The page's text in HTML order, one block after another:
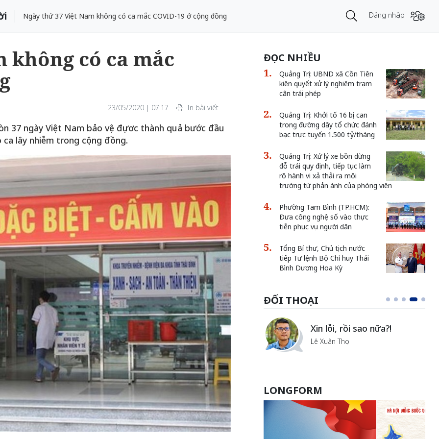
Ngày thứ 37 Việt Nam không có ca mắc COVID-19 ở cộng đồng Đăng nhập
không có ca mắc
23/05/2020 | 07:17 In bài viết
37 ngày Việt Nam bảo vệ đựơc thành quả bước đầu
lây nhiễm trong cộng đồng.
ĐỌC NHIỀU
Quảng Trị: UBND xã Cồn Tiên
kiên quyết xử lý nghiêm trạm
cân trái phép
Quảng Trị: Khởi tố 16 bị can
trong đường dây tổ chức đánh
bạc trực tuyến 1.500 tỷ/tháng
Quảng Trị: Xử lý xe bồn dừng
đỗ trái quy định, tiếp tục làm
rõ hành vi xả thải ra môi
trường từ phản ánh của phóng viên
Phường Tam Bình (TP.HCM):
Đưa công nghệ số vào thực
tiễn phục vụ người dân
Tổng Bí thư, Chủ tịch nước
tiếp Tư lệnh Bộ Chỉ huy Thái
Bình Dương Hoa Kỳ
ĐỐI THOẠI
ngôi
của Hà
Xin lỗi, rồi sao nữa?!
Lê Xuân Thọ
Vẻ đẹp của khoa học nhân
văn
Lưu Nguyệt Linh
LONGFORM